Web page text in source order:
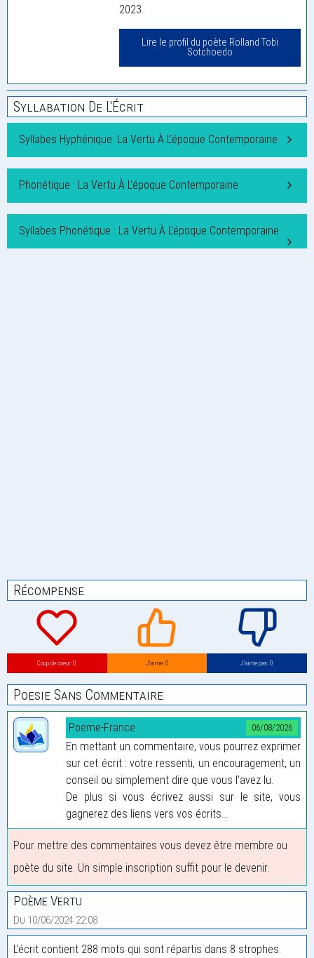
2023.
Lire le profil du poète Rolland Tobi
Sotchoedo
Syllabation De L'Écrit
Syllabes Hyphénique: La Vertu À L’époque Contemporaine
Phonétique : La Vertu À L’époque Contemporaine
Syllabes Phonétique : La Vertu À L’époque Contemporaine
Récompense
Coup de coeur: 0 J’aime: 0 J’aime pas: 0
Poesie Sans Commentaire
06/08/2026
Poeme-France
En mettant un commentaire, vous pourrez exprimer
sur cet écrit : votre ressenti, un encouragement, un
conseil ou simplement dire que vous l'avez lu.
De plus si vous écrivez aussi sur le site, vous
gagnerez des liens vers vos écrits...
Pour mettre des commentaires vous devez être membre ou
poète du site. Un simple inscription suffit pour le devenir.
Poème Vertu
Du 10/06/2024 22:08
L'écrit contient 288 mots qui sont répartis dans 8 strophes.